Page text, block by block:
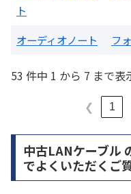
ト
オーディオノート フ
53 件中 1 から 7 まで表
❮ 1
中古LANケーブル
でよくいただくご